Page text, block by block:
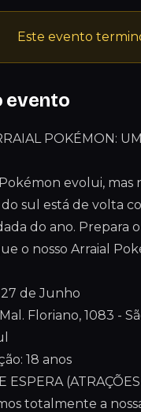
evento
POKÉMON:
evolui, mas
sul está de volta
do ano. Prepara
o nosso Arraial
de Junho
Floriano, 1083 -
18 anos
ESPERA
totalmente a
Este evento